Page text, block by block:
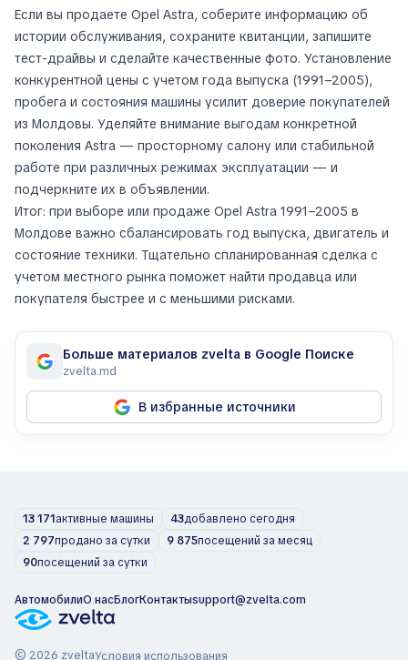
Если вы продаете Opel Astra, соберите информацию об
истории обслуживания, сохраните квитанции, запишите
тест-драйвы и сделайте качественные фото. Установление
конкурентной цены с учетом года выпуска (1991–2005),
пробега и состояния машины усилит доверие покупателей
из Молдовы. Уделяйте внимание выгодам конкретной
поколения Astra — просторному салону или стабильной
работе при различных режимах эксплуатации — и
подчеркните их в объявлении.
Итог: при выборе или продаже Opel Astra 1991–2005 в
Молдове важно сбалансировать год выпуска, двигатель и
состояние техники. Тщательно спланированная сделка с
учетом местного рынка поможет найти продавца или
покупателя быстрее и с меньшими рисками.
Больше материалов zvelta в Google Поиске
zvelta.md
В избранные источники
13 171активные машины 43добавлено сегодня
2 797продано за сутки 9 875посещений за месяц
90посещений за сутки
АвтомобилиО насБлогКонтактыsupport@zvelta.com
© 2026 zveltaУсловия использования